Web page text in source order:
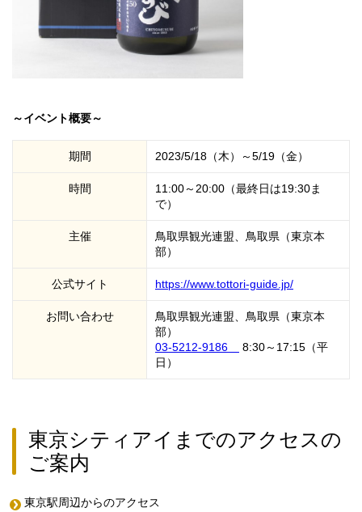
～イベント概要～
期間 2023/5/18（木）～5/19（金）
時間
11:00～20:00（最終日は19:30ま
で）
主催
鳥取県観光連盟、鳥取県（東京本
部）
公式サイト https://www.tottori-guide.jp/
お問い合わせ
鳥取県観光連盟、鳥取県（東京本
部）
03-5212-9186
8:30～17:15（平
日）
東京シティアイまでのアクセスの
ご案内
東京駅周辺からのアクセス